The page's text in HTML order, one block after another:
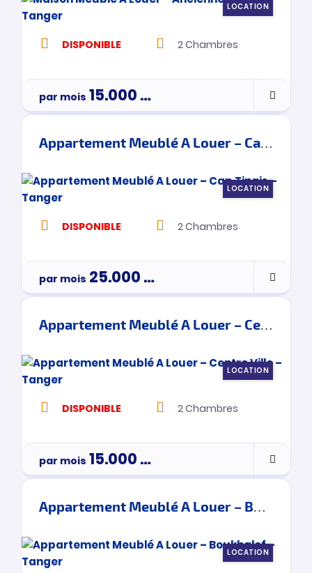
LOCATION
DISPONIBLE 2Chambres
par mois 15.000Dh
Appartement Meublé A Louer – Cap Tingis – Tanger
LOCATION
DISPONIBLE 2Chambres
par mois 25.000Dh
Appartement Meublé A Louer – Centre Ville – Tanger
LOCATION
DISPONIBLE 2Chambres
par mois 15.000Dh
Appartement Meublé A Louer – Boukhalef – Tanger
LOCATION